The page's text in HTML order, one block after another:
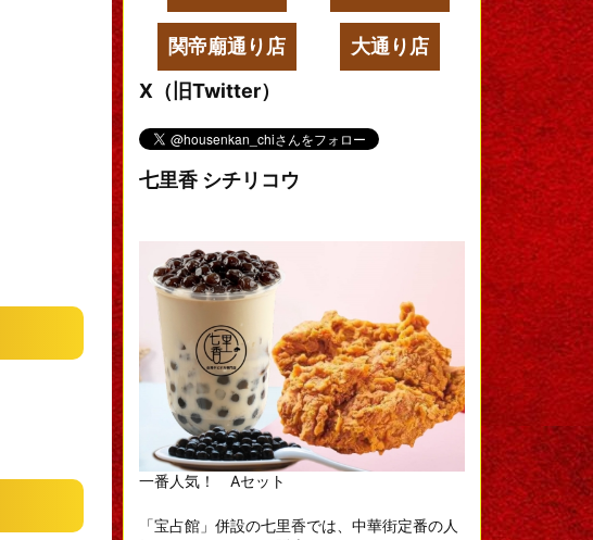
関帝廟通り店
大通り店
X（旧Twitter）
七里香 シチリコウ
一番人気！ Aセット
「宝占館」併設の七里香では、中華街定番の人